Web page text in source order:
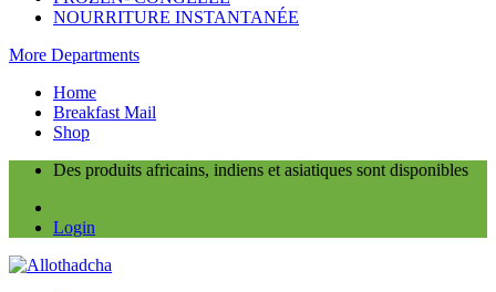
NOURRITURE INSTANTANÉE
More Departments
Home
Breakfast Mail
Shop
Des produits africains, indiens et asiatiques sont disponibles
Login